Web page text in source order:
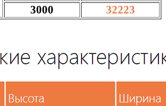
3000
32223